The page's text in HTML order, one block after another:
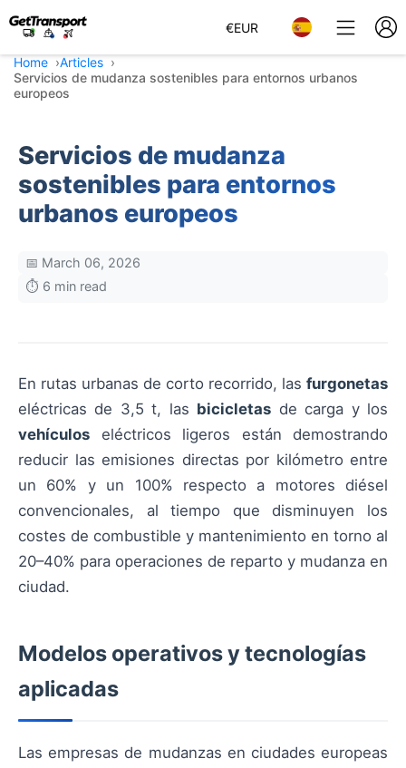
€EUR
Home
Articles
Servicios de mudanza sostenibles para entornos urbanos
europeos
Servicios de mudanza
sostenibles para entornos
urbanos europeos
📅 March 06, 2026
⏱️ 6 min read
En rutas urbanas de corto recorrido, las furgonetas
eléctricas de 3,5 t, las bicicletas de carga y los
vehículos eléctricos ligeros están demostrando
reducir las emisiones directas por kilómetro entre
un 60% y un 100% respecto a motores diésel
convencionales, al tiempo que disminuyen los
costes de combustible y mantenimiento en torno al
20–40% para operaciones de reparto y mudanza en
ciudad.
Modelos operativos y tecnologías
aplicadas
Las empresas de mudanzas en ciudades europeas